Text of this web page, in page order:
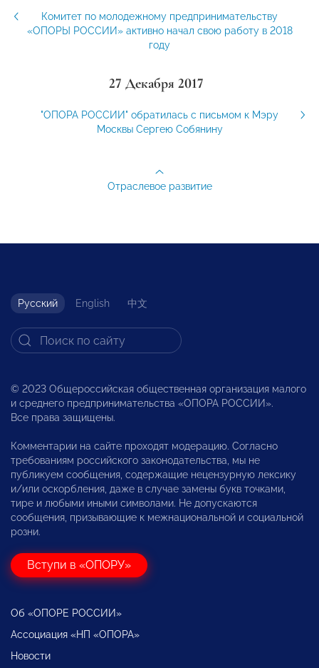
Комитет по молодежному предпринимательству
«ОПОРЫ РОССИИ» активно начал свою работу в 2018
году
27 Декабря 2017
"ОПОРА РОССИИ" обратилась с письмом к Мэру
Москвы Сергею Собянину
Отраслевое развитие
Русский English 中文
© 2023 Общероссийская общественная организация малого
и среднего предпринимательства «ОПОРА РОССИИ».
Все права защищены.
Комментарии на сайте проходят модерацию. Согласно
требованиям российского законодательства, мы не
публикуем сообщения, содержащие нецензурную лексику
и/или оскорбления, даже в случае замены букв точками,
тире и любыми иными символами. Не допускаются
сообщения, призывающие к межнациональной и социальной
розни.
Вступи в «ОПОРУ»
Об «ОПОРЕ РОССИИ»
Ассоциация «НП «ОПОРА»
Новости